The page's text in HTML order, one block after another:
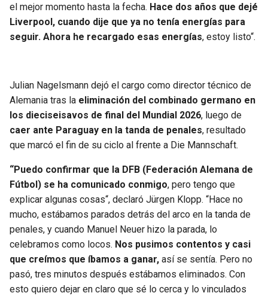
el mejor momento hasta la fecha. Hace dos años que dejé
Liverpool, cuando dije que ya no tenía energías para
seguir. Ahora he recargado esas energías, estoy listo“.
Julian Nagelsmann dejó el cargo como director técnico de
Alemania tras la eliminación del combinado germano en
los dieciseisavos de final del Mundial 2026, luego de
caer ante Paraguay en la tanda de penales, resultado
que marcó el fin de su ciclo al frente a Die Mannschaft.
“Puedo confirmar que la DFB (Federación Alemana de
Fútbol) se ha comunicado conmigo, pero tengo que
explicar algunas cosas“, declaró Jürgen Klopp. “Hace no
mucho, estábamos parados detrás del arco en la tanda de
penales, y cuando Manuel Neuer hizo la parada, lo
celebramos como locos. Nos pusimos contentos y casi
que creímos que íbamos a ganar, así se sentía. Pero no
pasó, tres minutos después estábamos eliminados. Con
esto quiero dejar en claro que sé lo cerca y lo vinculados